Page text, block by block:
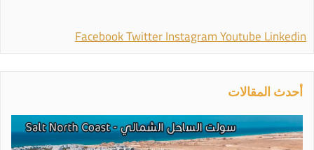
FacebookTwitterInstagramYoutubeLinkedin
أحدث المقالات